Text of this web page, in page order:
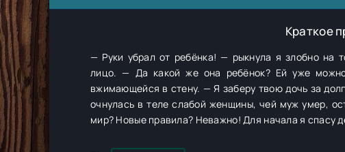
Краткое
— Руки убрал от ребёнка! — рыкнула я злобно на
лицо. — Да какой же она ребёнок? Ей уже
вжимающейся в стену. — Я заберу твою дочь за
очнулась в теле слабой женщины, чей муж умер,
мир? Новые правила? Неважно! Для начала я спасу